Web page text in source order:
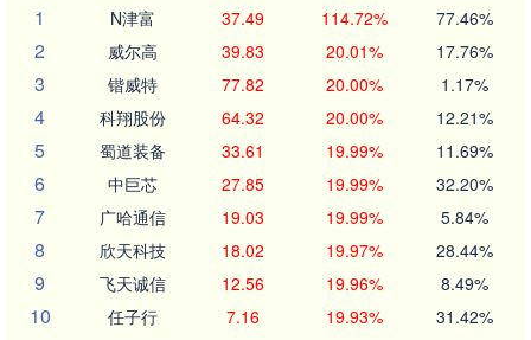
1
N津富 37.49 114.72% 77.46%
2 威尔高 39.83 20.01% 17.76%
3 锴威特 77.82 20.00% 1.17%
4 科翔股份 64.32 20.00% 12.21%
5 蜀道装备 33.61 19.99% 11.69%
6 中巨芯 27.85 19.99% 32.20%
7 广哈通信 19.03 19.99% 5.84%
8 欣天科技 18.02 19.97% 28.44%
9 飞天诚信 12.56 19.96% 8.49%
10 任子行 7.16 19.93% 31.42%